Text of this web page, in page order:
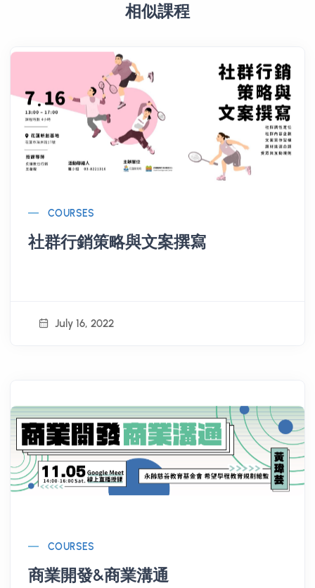
相似課程
COURSES
社群行銷策略與文案撰寫
July 16, 2022
COURSES
商業開發&商業溝通